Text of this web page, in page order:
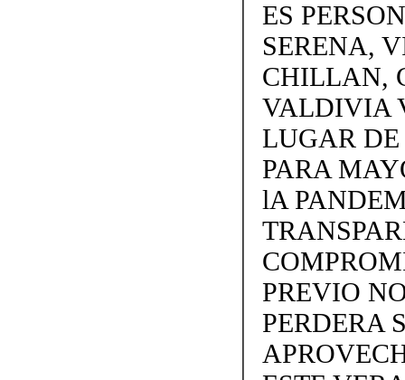
ES
SERENA,
CHILLAN,
VALDIVIA
LUGAR
PARA
lA
PREVIO
PERDERA